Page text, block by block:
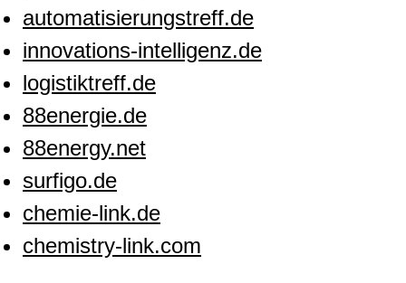
automatisierungstreff.de
innovations-intelligenz.de
logistiktreff.de
88energie.de
88energy.net
surfigo.de
chemie-link.de
chemistry-link.com